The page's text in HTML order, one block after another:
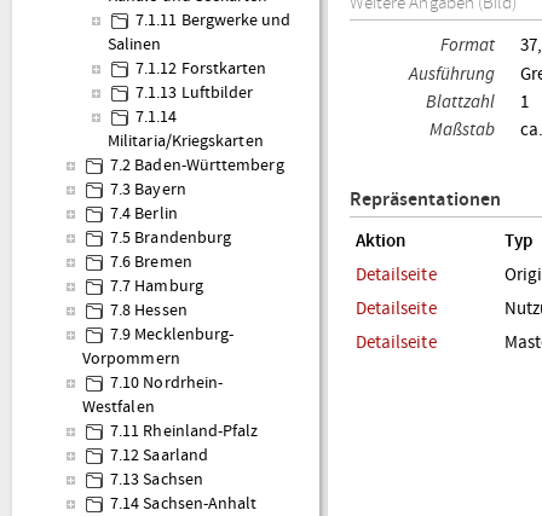
7.1.11 Bergwerke und
Salinen
7.1.12 Forstkarten
7.1.13 Luftbilder
7.1.14
Militaria/Kriegskarten
7.2 Baden-Württemberg
7.3 Bayern
7.4 Berlin
7.5 Brandenburg
7.6 Bremen
7.7 Hamburg
7.8 Hessen
7.9 Mecklenburg-
Vorpommern
7.10 Nordrhein-
Westfalen
7.11 Rheinland-Pfalz
7.12 Saarland
7.13 Sachsen
7.14 Sachsen-Anhalt
Format
Ausführung
Blattzahl
1
Maßstab
Repräsentationen
Aktion
Typ
Detailseite
Detailseite
Detailseite